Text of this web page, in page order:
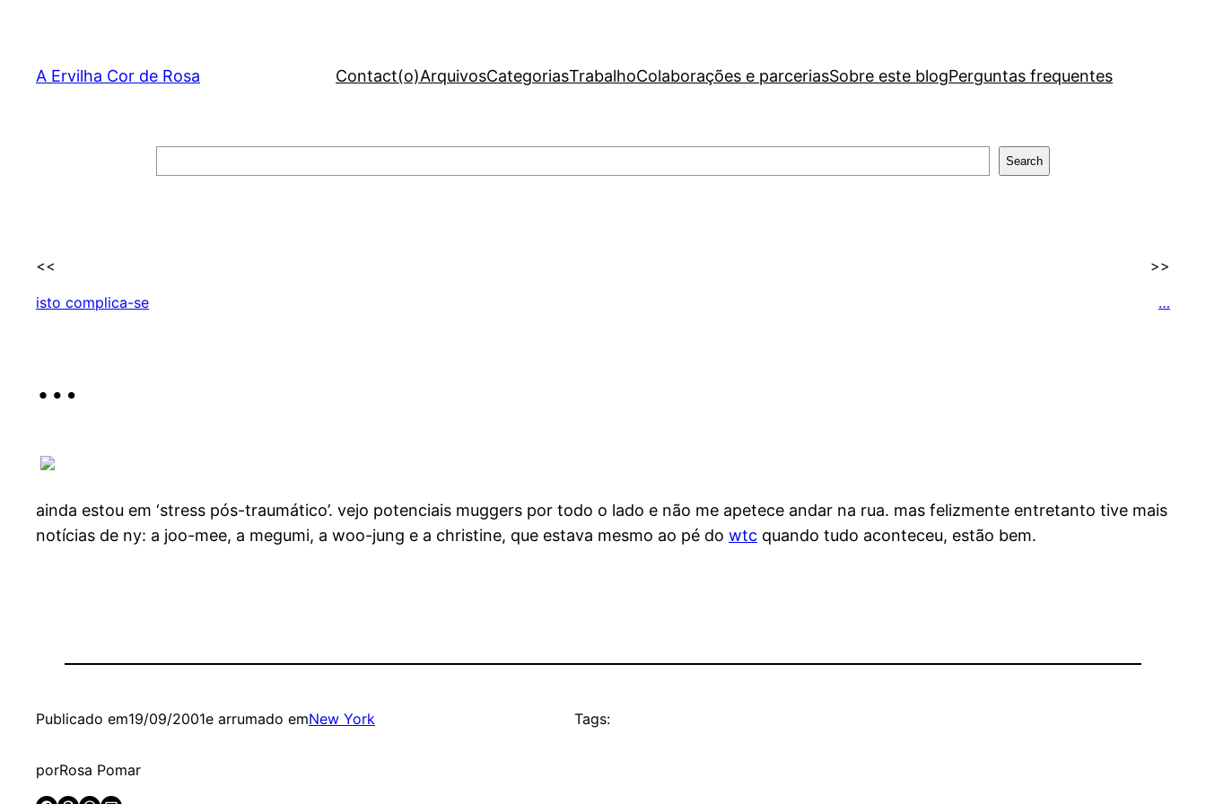
content
A Ervilha Cor de Rosa Contact(o)ArquivosCategoriasTrabalhoColaborações e parceriasSobre este blogPerguntas frequentes
Search
<<
isto complica-se
>>
…
…
ainda estou em ‘stress pós-traumático’. vejo potenciais muggers por todo o lado e não me apetece andar na rua. mas felizmente entretanto tive mais
notícias de ny: a joo-mee, a megumi, a woo-jung e a christine, que estava mesmo ao pé do wtc quando tudo aconteceu, estão bem.
Publicado em19/09/2001e arrumado emNew York
porRosa Pomar
Tags: